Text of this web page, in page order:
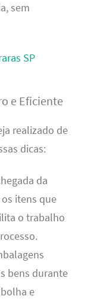
sem
e Eficiente
realizado de
dicas:
da
itens que
o trabalho
bens durante
e